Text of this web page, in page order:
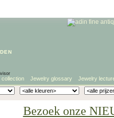
collection Jewelry glossary Jewelry
Bezoek onze